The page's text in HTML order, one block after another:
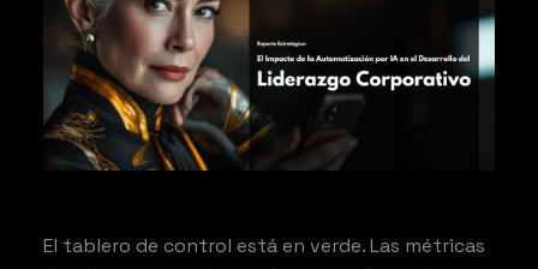
El tablero de control está en verde. Las métricas